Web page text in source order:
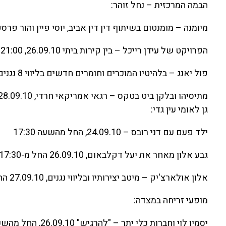
הבמה המרכזית – נחל זוהר:
מיומנה – מומנטום בשיתוף דין דין אביב, יוסי פיין והור פרסקו 25.09.10
הפרויקט של עידן רייכל – בין קירות ביתי 26.09.10, 21:00
פול יאנג – בלהיטיו המוכרים וחומרים חדשים בליווי 8 נגנים. 27.09.10, 21:00
מתיסיהו ובלקן ביט בטקס – רגאי אמריקאי חרדי, 28.09.10, 21:00
גן לאומי עין גדי:
ילד פעם עם דני רובס – 24.09.10, החל מהשעה 17:30
גבע אלון מאחר את יעל דקלבאום, 26.09.10 החל מ-17:30
אלון אולארצ'יק – מיטב יצירותיו ובליווי נגנים, 27.09.10 החל מ-17:30
מופעי זריחה במצדה:
יסמין לוי וחברות כלי יתר – "להרגיש" 26.09.10, החל מהשעה 03:30